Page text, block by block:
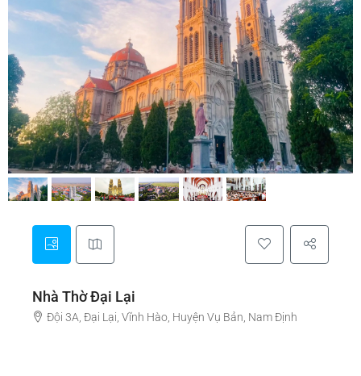
Nhà Thờ Đại Lại
Đội 3A, Đại Lại, Vĩnh Hào, Huyện Vụ Bản, Nam Định